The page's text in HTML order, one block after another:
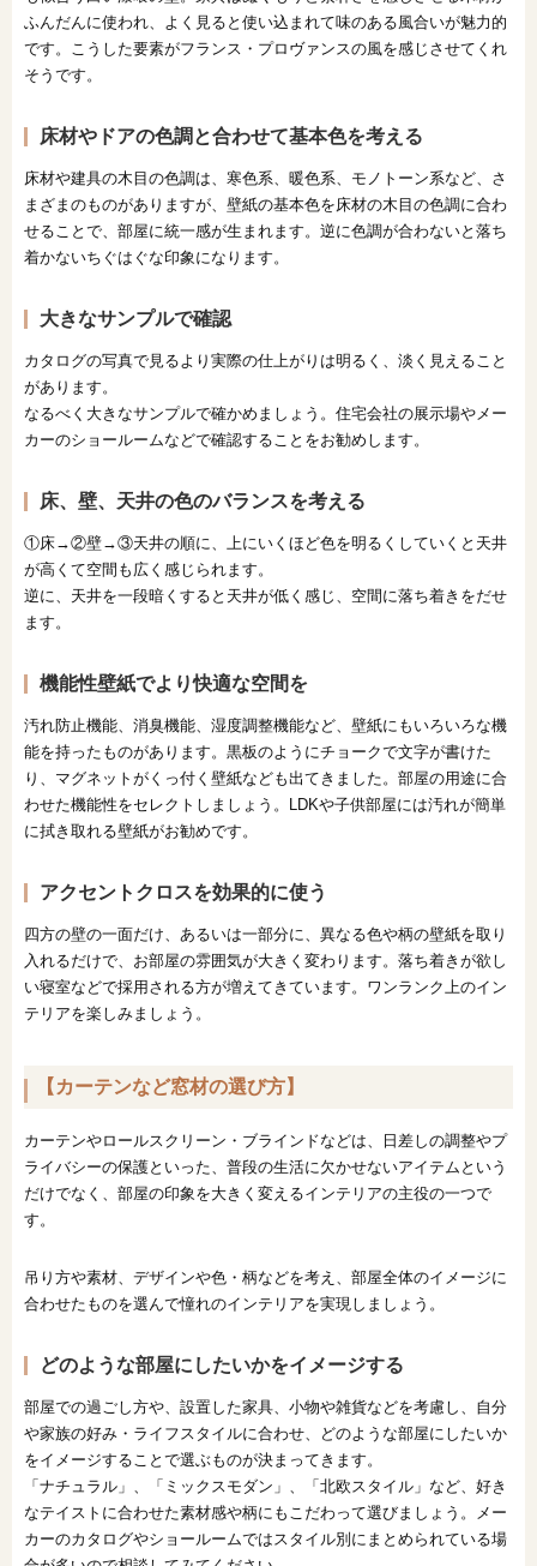
ふんだんに使われ、よく見ると使い込まれて味のある風合いが魅力的
です。こうした要素がフランス・プロヴァンスの風を感じさせてくれ
そうです。
床材やドアの色調と合わせて基本色を考える
床材や建具の木目の色調は、寒色系、暖色系、モノトーン系など、さ
まざまのものがありますが、壁紙の基本色を床材の木目の色調に合わ
せることで、部屋に統一感が生まれます。逆に色調が合わないと落ち
着かないちぐはぐな印象になります。
大きなサンプルで確認
カタログの写真で見るより実際の仕上がりは明るく、淡く見えること
があります。
なるべく大きなサンプルで確かめましょう。住宅会社の展示場やメー
カーのショールームなどで確認することをお勧めします。
床、壁、天井の色のバランスを考える
①床→②壁→③天井の順に、上にいくほど色を明るくしていくと天井
が高くて空間も広く感じられます。
逆に、天井を一段暗くすると天井が低く感じ、空間に落ち着きをだせ
ます。
機能性壁紙でより快適な空間を
汚れ防止機能、消臭機能、湿度調整機能など、壁紙にもいろいろな機
能を持ったものがあります。黒板のようにチョークで文字が書けた
り、マグネットがくっ付く壁紙なども出てきました。部屋の用途に合
わせた機能性をセレクトしましょう。LDKや子供部屋には汚れが簡単
に拭き取れる壁紙がお勧めです。
アクセントクロスを効果的に使う
四方の壁の一面だけ、あるいは一部分に、異なる色や柄の壁紙を取り
入れるだけで、お部屋の雰囲気が大きく変わります。落ち着きが欲し
い寝室などで採用される方が増えてきています。ワンランク上のイン
テリアを楽しみましょう。
【カーテンなど窓材の選び方】
カーテンやロールスクリーン・ブラインドなどは、日差しの調整やプ
ライバシーの保護といった、普段の生活に欠かせないアイテムという
だけでなく、部屋の印象を大きく変えるインテリアの主役の一つで
す。
吊り方や素材、デザインや色・柄などを考え、部屋全体のイメージに
合わせたものを選んで憧れのインテリアを実現しましょう。
どのような部屋にしたいかをイメージする
部屋での過ごし方や、設置した家具、小物や雑貨などを考慮し、自分
や家族の好み・ライフスタイルに合わせ、どのような部屋にしたいか
をイメージすることで選ぶものが決まってきます。
「ナチュラル」、「ミックスモダン」、「北欧スタイル」など、好き
なテイストに合わせた素材感や柄にもこだわって選びましょう。メー
カーのカタログやショールームではスタイル別にまとめられている場